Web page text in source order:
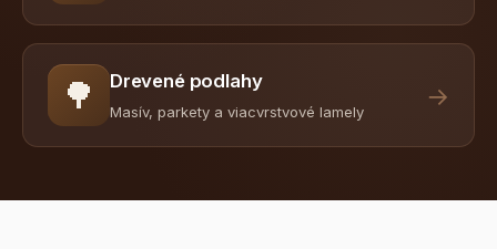
🌳 Drevené podlahy
Masív, parkety a viacvrstvové lamely
→